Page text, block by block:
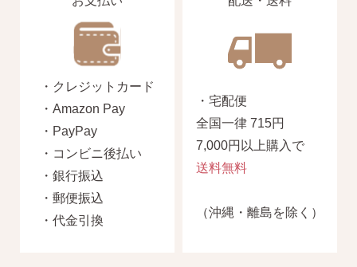
営業時間
平日 9:00〜17:00
AM10:00までの
即日発送
金属アレルギーが出た
・クレジットカード
・Amazon Pay
・PayPay
・コンビニ後払い
・銀行振込
・郵便振込
・代金引換
・宅配便
全国一律 715円
7,000円以上購入で
送料無料
（沖縄・離島を除く）